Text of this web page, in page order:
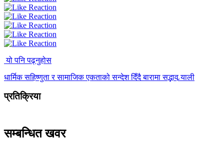
यो पनि पढ्नुहोस
धार्मिक सहिष्णुता र सामाजिक एकताको सन्देश दिँदै बारामा सद्भाव र्‍याली
प्रतिक्रिया
सम्बन्धित खवर